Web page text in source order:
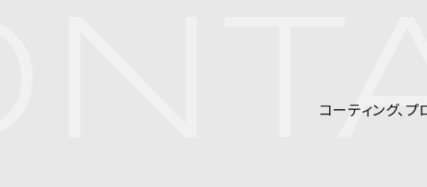
コーティング、